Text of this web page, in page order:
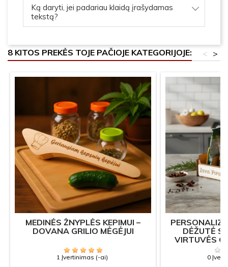
Ką daryti, jei padariau klaidą įrašydamas
tekstą?
8 KITOS PREKĖS TOJE PAČIOJE KATEGORIJOJE: >
<
MEDINĖS ŽNYPLĖS KEPIMUI –
DOVANA GRILIO MĖGĖJUI
1 Įvertinimas (-ai)
DĖŽUTĖ
VIRTUVĖS
0